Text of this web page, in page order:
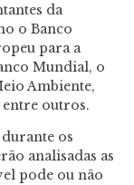
da
o Banco
para a
Mundial, o
Ambiente,
outros.
os
analisadas as
pode ou não